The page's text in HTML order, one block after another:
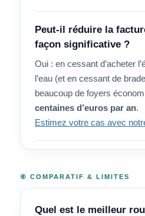
Peut-il réduire la
façon significative ?
Oui : en cessant d’acheter
l’eau (et en cessant de
beaucoup de foyers
centaines d’euros par an.
Estimez votre cas avec
⑥ COMPARATIF & LIMITES
Quel est le meilleur